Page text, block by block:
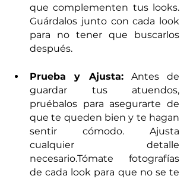
que complementen tus looks.
Guárdalos junto con cada look
para no tener que buscarlos
después.
Prueba y Ajusta: Antes de
guardar tus atuendos,
pruébalos para asegurarte de
que te queden bien y te hagan
sentir cómodo. Ajusta
cualquier detalle
necesario.Tómate fotografías
de cada look para que no se te